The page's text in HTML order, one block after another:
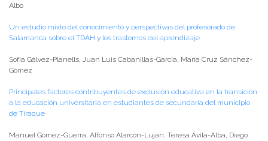
Albo
Un estudio mixto del conocimiento y perspectivas del profesorado de
Salamanca sobre el TDAH y los trastornos del aprendizaje
Sofía Gálvez-Planells, Juan Luis Cabanillas-García, María Cruz Sánchez-
Gómez
Principales factores contribuyentes de exclusión educativa en la transición
a la educación universitaria en estudiantes de secundaria del municipio
de Tiraque
Manuel Gómez-Guerra, Alfonso Alarcón-Luján, Teresa Ávila-Alba, Diego